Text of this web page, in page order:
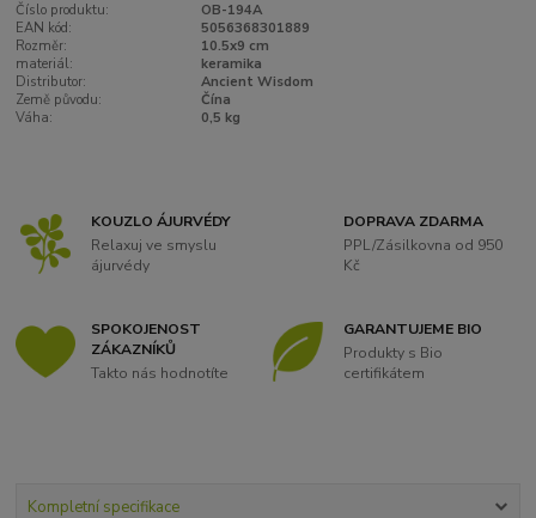
Číslo produktu:
OB-194A
EAN kód:
5056368301889
Rozměr:
10.5x9 cm
materiál:
keramika
Distributor:
Ancient Wisdom
Země původu:
Čína
Váha:
0,5 kg
KOUZLO ÁJURVÉDY
Relaxuj ve smyslu
ájurvédy
DOPRAVA ZDARMA
PPL/Zásilkovna od 950
Kč
SPOKOJENOST
ZÁKAZNÍKŮ
Takto nás hodnotíte
GARANTUJEME BIO
Produkty s Bio
certifikátem
Kompletní specifikace